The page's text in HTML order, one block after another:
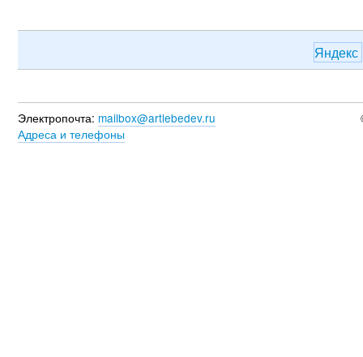
Яндекс
Электропочта: mailbox@artlebedev.ru
Адреса и телефоны